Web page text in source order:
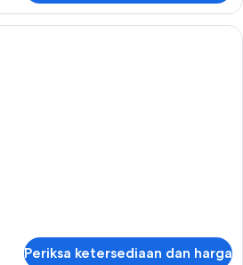
Brankas, kedap suara, dan setrika/
Periksa ketersediaan dan harga